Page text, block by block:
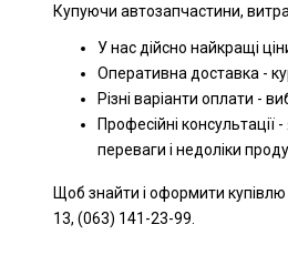
Купуючи автозапчастини,
У нас дійсно найкращі
Оперативна доставка -
Різні варіанти оплати -
Професійні
переваги і недоліки
Щоб знайти і оформити
13, (063) 141-23-99.